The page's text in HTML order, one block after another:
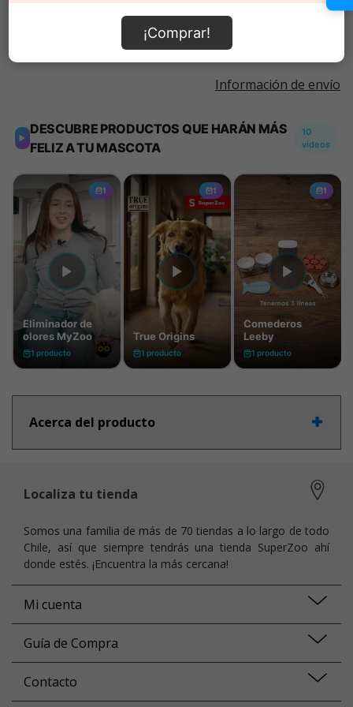
Añadir al carrito
Información de envío
Acerca del producto
¡Comprar!
Localiza tu tienda
Somos una familia de más de 70 tiendas a lo largo de todo
Chile, así que siempre tendrás una tienda SuperZoo ahí
donde estés. ¡Encuentra la más cercana!
Mi cuenta
Guía de Compra
Contacto